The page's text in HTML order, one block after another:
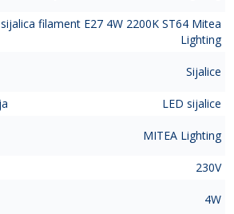
filament E27 4W 2200K ST64 Mitea
Lighting
Sijalice
LED sijalice
MITEA Lighting
230V
4W